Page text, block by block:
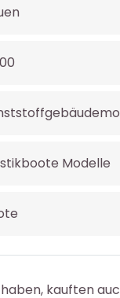
Modelle
kauften